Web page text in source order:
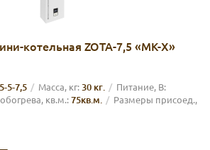
котельная ZOTA-7,5 «MK-X»
5-7,5 Масса, кг: 30 кг. Питание, В:
кв.м.:75кв.м.
Размеры присоед.,